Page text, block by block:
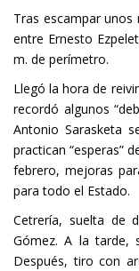
Tras escampar
entre Ernesto
m. de perímetro.
Llegó la hora de
recordó algunos
Antonio Sarasketa
practican “esperas”
febrero, mejoras
para todo el Estado.
Cetrería, suelta de
Gómez. A la tarde,
Después, tiro con